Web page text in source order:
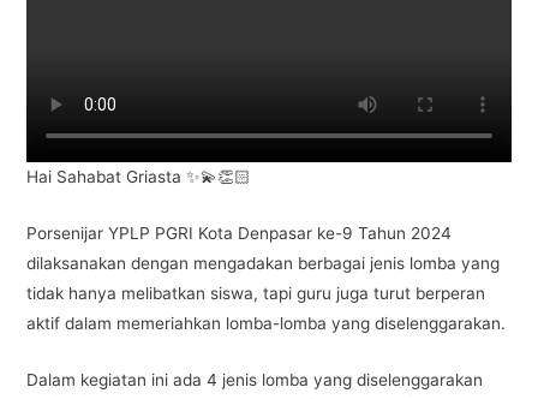
o
k
Hai Sahabat Griasta ✨💫👏🏻
Porsenijar YPLP PGRI Kota Denpasar ke-9 Tahun 2024
dilaksanakan dengan mengadakan berbagai jenis lomba yang
tidak hanya melibatkan siswa, tapi guru juga turut berperan
aktif dalam memeriahkan lomba-lomba yang diselenggarakan.
Dalam kegiatan ini ada 4 jenis lomba yang diselenggarakan